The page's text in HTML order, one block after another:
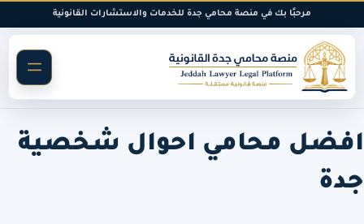
المحتوى
مرحبًا بك في منصة محامي جدة للخدمات والاستشارات القانونية
افضل محامي احوال شخصية
جدة